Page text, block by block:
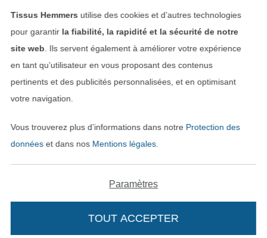
Trouvez plus d’idées
Deutsch
Nederlands
Passer à la boutique
Tissus Hemmers utilise des cookies et d’autres technologies
pour garantir la fiabilité, la rapidité et la sécurité de notre
site web . Ils servent également à améliorer votre expérience
en tant qu’utilisateur en vous proposant des contenus
pertinents et des publicités personnalisées, et en optimisant
votre navigation.
Vous trouverez plus d’informations dans notre Protection des
donnéeset dans nos Mentions légales.
Paramètres
TOUT ACCEPTER